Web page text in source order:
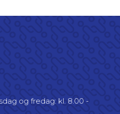
og fredag: kl. 8.00 -